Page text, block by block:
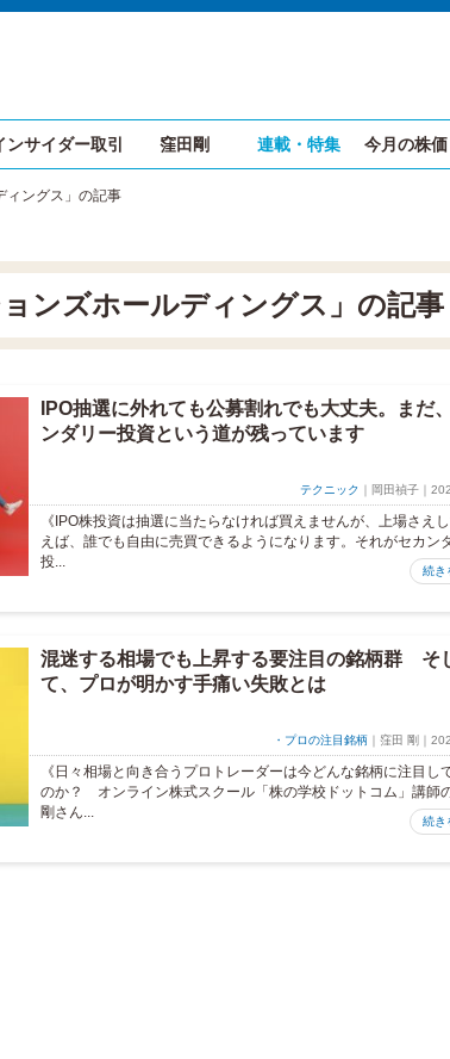
ンサイダー取引 窪田剛 連載・特集 今月の株価
ィングス」の記事
ンズホールディングス」の記事
IPO抽選に外れても公募割れでも大丈夫。まだ
ンダリー投資という道が残っています
テクニック ｜岡田禎子｜
《IPO株投資は抽選に当たらなければ買えませんが、上場さえ
えば、誰でも自由に売買できるようになります。それがセカン
投...
続き
混迷する相場でも上昇する要注目の銘柄群 そ
て、プロが明かす手痛い失敗とは
・プロの注目銘柄｜窪田 剛｜
《日々相場と向き合うプロトレーダーは今どんな銘柄に注目し
のか？ オンライン株式スクール「株の学校ドットコム」講師
剛さん...
続き